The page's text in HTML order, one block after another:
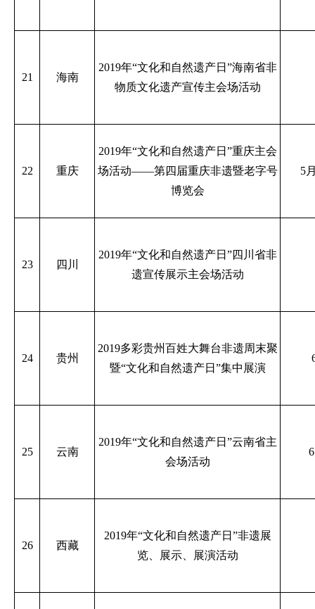
21 海南
2019年“文化和自然遗产日”海南省非
物质文化遗产宣传主会场活动
22 重庆
2019年“文化和自然遗产日”重庆主会
场活动——第四届重庆非遗暨老字号
博览会
5
23 四川
2019年“文化和自然遗产日”四川省非
遗宣传展示主会场活动
24 贵州
2019多彩贵州百姓大舞台非遗周末聚
暨“文化和自然遗产日”集中展演
25 云南
2019年“文化和自然遗产日”云南省主
会场活动
26 西藏
2019年“文化和自然遗产日”非遗展
览、展示、展演活动